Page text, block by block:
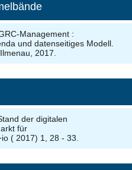
Management :
und datenseitiges Modell.
2017.
der digitalen
für
( 2017) 1, 28 - 33.